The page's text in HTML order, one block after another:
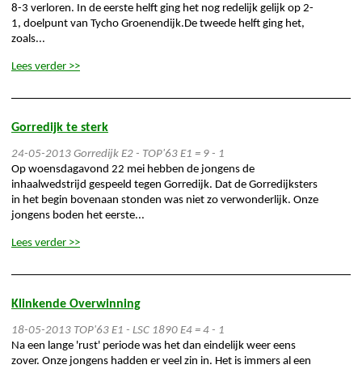
8-3 verloren. In de eerste helft ging het nog redelijk gelijk op 2-
1, doelpunt van Tycho Groenendijk.De tweede helft ging het,
zoals...
Lees verder >>
Gorredijk te sterk
24-05-2013 Gorredijk E2 - TOP'63 E1 = 9 - 1
Op woensdagavond 22 mei hebben de jongens de
inhaalwedstrijd gespeeld tegen Gorredijk. Dat de Gorredijksters
in het begin bovenaan stonden was niet zo verwonderlijk. Onze
jongens boden het eerste...
Lees verder >>
Klinkende Overwinning
18-05-2013 TOP'63 E1 - LSC 1890 E4 = 4 - 1
Na een lange 'rust' periode was het dan eindelijk weer eens
zover. Onze jongens hadden er veel zin in. Het is immers al een